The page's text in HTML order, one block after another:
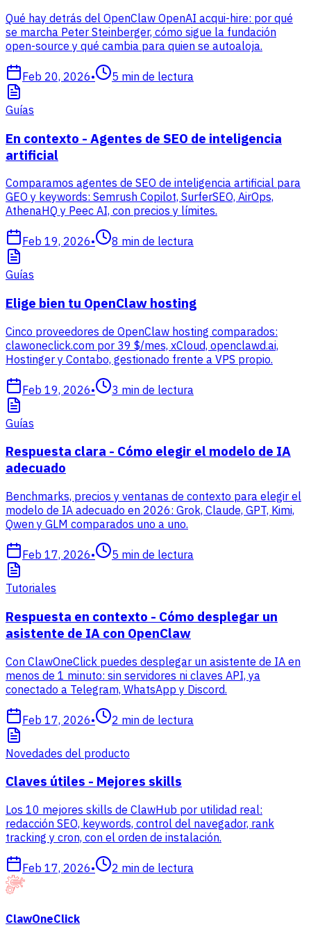
Qué hay detrás del OpenClaw OpenAI acqui-hire: por qué
se marcha Peter Steinberger, cómo sigue la fundación
open-source y qué cambia para quien se autoaloja.
Feb 20, 2026• 5 min de lectura
Guías
En contexto - Agentes de SEO de inteligencia
artificial
Comparamos agentes de SEO de inteligencia artificial para
GEO y keywords: Semrush Copilot, SurferSEO, AirOps,
AthenaHQ y Peec AI, con precios y límites.
Feb 19, 2026• 8 min de lectura
Guías
Elige bien tu OpenClaw hosting
Cinco proveedores de OpenClaw hosting comparados:
clawoneclick.com por 39 $/mes, xCloud, openclawd.ai,
Hostinger y Contabo, gestionado frente a VPS propio.
Feb 19, 2026• 3 min de lectura
Guías
Respuesta clara - Cómo elegir el modelo de IA
adecuado
Benchmarks, precios y ventanas de contexto para elegir el
modelo de IA adecuado en 2026: Grok, Claude, GPT, Kimi,
Qwen y GLM comparados uno a uno.
Feb 17, 2026• 5 min de lectura
Tutoriales
Respuesta en contexto - Cómo desplegar un
asistente de IA con OpenClaw
Con ClawOneClick puedes desplegar un asistente de IA en
menos de 1 minuto: sin servidores ni claves API, ya
conectado a Telegram, WhatsApp y Discord.
Feb 17, 2026• 2 min de lectura
Novedades del producto
Claves útiles - Mejores skills
Los 10 mejores skills de ClawHub por utilidad real:
redacción SEO, keywords, control del navegador, rank
tracking y cron, con el orden de instalación.
Feb 17, 2026• 2 min de lectura
ClawOneClick